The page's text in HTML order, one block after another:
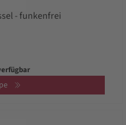
- funkenfrei